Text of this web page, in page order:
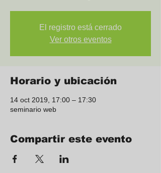
El registro está cerrado
Ver otros eventos
Horario y ubicación
14 oct 2019, 17:00 – 17:30
seminario web
Compartir este evento